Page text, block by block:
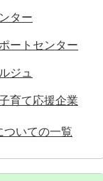
ター
ートセンター
ジュ
育て応援企業
ついての一覧